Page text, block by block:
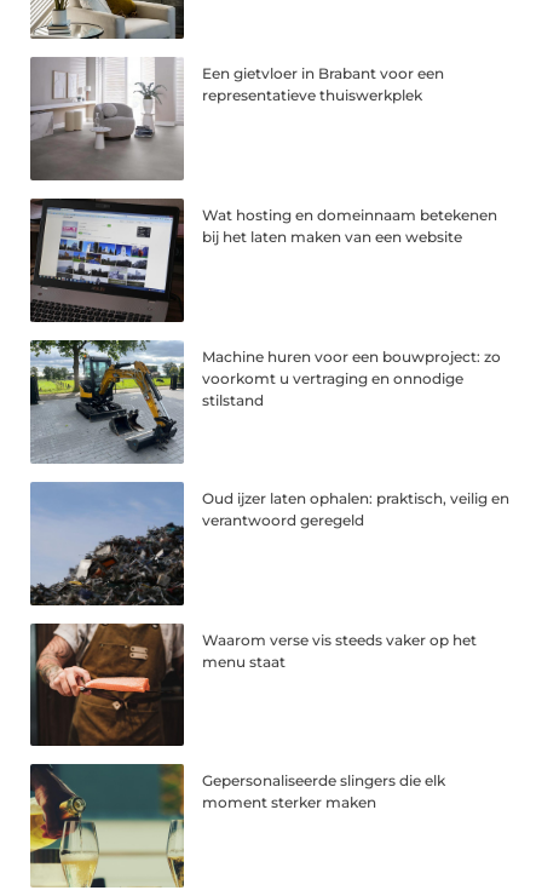
Een gietvloer in Brabant voor een
representatieve thuiswerkplek
Wat hosting en domeinnaam betekenen
bij het laten maken van een website
Machine huren voor een bouwproject: zo
voorkomt u vertraging en onnodige
stilstand
Oud ijzer laten ophalen: praktisch, veilig en
verantwoord geregeld
Waarom verse vis steeds vaker op het
menu staat
Gepersonaliseerde slingers die elk
moment sterker maken